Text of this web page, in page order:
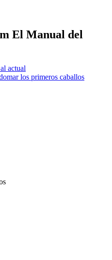
El Manual del
actual
los primeros caballos